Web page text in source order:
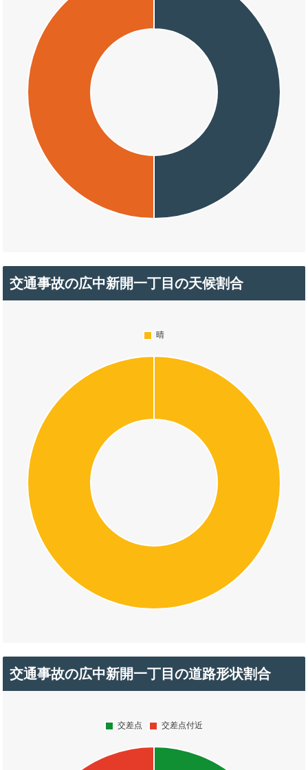
交通事故の広中新開一丁目の天候割合
交通事故の広中新開一丁目の道路形状割合